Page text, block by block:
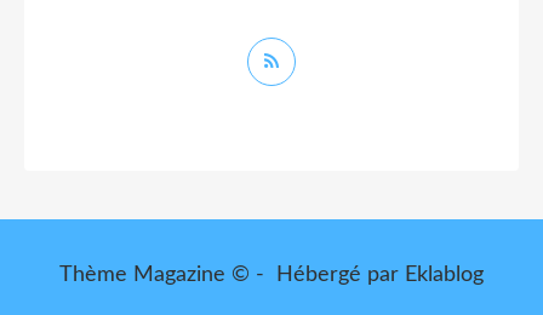
Thème Magazine © - Hébergé par Eklablog